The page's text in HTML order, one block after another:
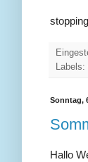
Labels:
Sonntag,
Hallo